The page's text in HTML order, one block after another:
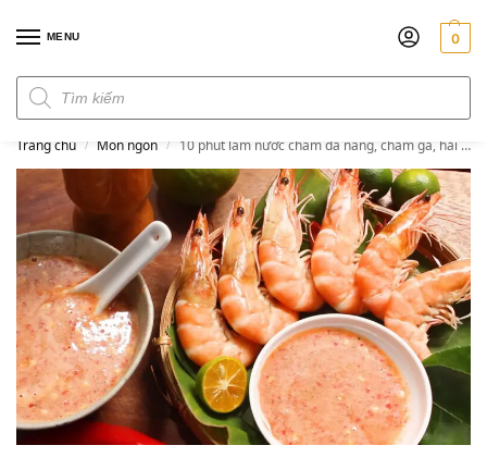
MENU 0
Trang chủ / Món ngon / 10 phút làm nước chấm đa năng, chấm gà, hải sản, đồ luộc, đồ nướng đều ngon